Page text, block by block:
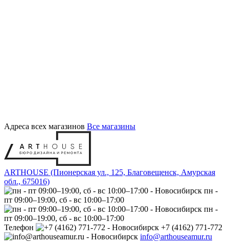
Адреса всех магазинов Все магазины
ARTHOUSE (Пионерская ул., 125, Благовещенск, Амурская
обл., 675016)
пн -
пт 09:00–19:00, сб - вс 10:00–17:00
пн -
пт 09:00–19:00, сб - вс 10:00–17:00
Телефон
+7 (4162) 771-772
info@arthouseamur.ru